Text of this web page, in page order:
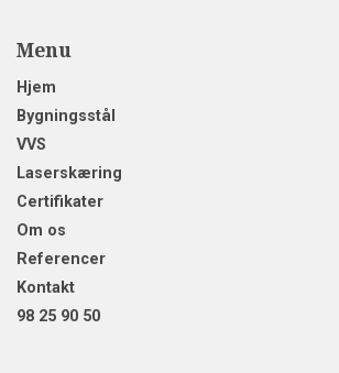
Menu
Hjem
Bygningsstål
VVS
Laserskæring
Certifikater
Om os
Referencer
Kontakt
98 25 90 50